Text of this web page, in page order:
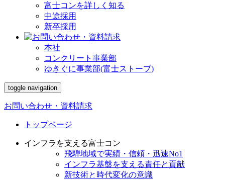
富士コンを詳しく知る
中途採用
新卒採用
本社
コンクリート事業部
ゆきぐに事業部(富士ストーブ)
toggle navigation
お問い合わせ・資料請求
トップページ
インフラを支える富士コン
飛騨地域で実績・信頼・迅速No1
インフラ基盤を支える責任と貢献
新技術と時代変化の意識